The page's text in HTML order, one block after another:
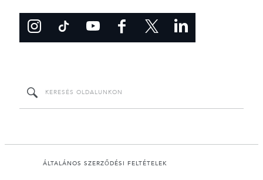
ÁLTALÁNOS SZERZŐDÉSI FELTÉTELEK